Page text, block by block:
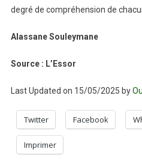
degré de compréhension de
Alassane Souleymane
Source : L’Essor
Last Updated on 15/05/2025 by
Twitter Facebook
Imprimer